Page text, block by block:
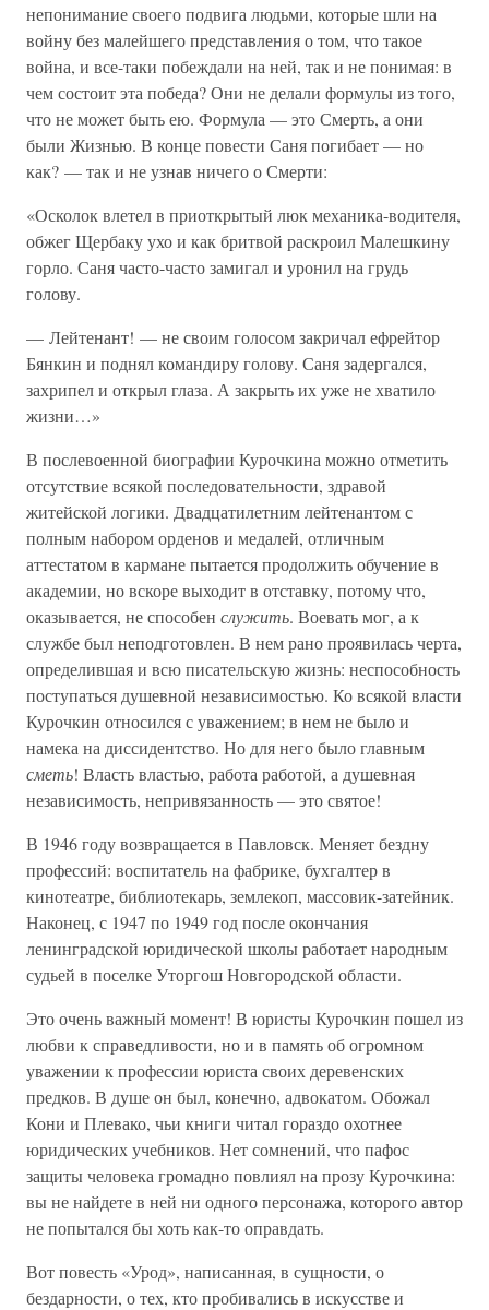
непонимание своего подвига людьми, которые шли на
войну без малейшего представления о том, что такое
война, и все-таки побеждали на ней, так и не понимая: в
чем состоит эта победа? Они не делали формулы из того,
что не может быть ею. Формула — это Смерть, а они
были Жизнью. В конце повести Саня погибает — но
как? — так и не узнав ничего о Смерти:
«Осколок влетел в приоткрытый люк механика-водителя,
обжег Щербаку ухо и как бритвой раскроил Малешкину
горло. Саня часто-часто замигал и уронил на грудь
голову.
— Лейтенант! — не своим голосом закричал ефрейтор
Бянкин и поднял командиру голову. Саня задергался,
захрипел и открыл глаза. А закрыть их уже не хватило
жизни…»
В послевоенной биографии Курочкина можно отметить
отсутствие всякой последовательности, здравой
житейской логики. Двадцатилетним лейтенантом с
полным набором орденов и медалей, отличным
аттестатом в кармане пытается продолжить обучение в
академии, но вскоре выходит в отставку, потому что,
оказывается, не способен служить. Воевать мог, а к
службе был неподготовлен. В нем рано проявилась черта,
определившая и всю писательскую жизнь: неспособность
поступаться душевной независимостью. Ко всякой власти
Курочкин относился с уважением; в нем не было и
намека на диссидентство. Но для него было главным
сметь! Власть властью, работа работой, а душевная
независимость, непривязанность — это святое!
В 1946 году возвращается в Павловск. Меняет бездну
профессий: воспитатель на фабрике, бухгалтер в
кинотеатре, библиотекарь, землекоп, массовик-затейник.
Наконец, с 1947 по 1949 год после окончания
ленинградской юридической школы работает народным
судьей в поселке Уторгош Новгородской области.
Это очень важный момент! В юристы Курочкин пошел из
любви к справедливости, но и в память об огромном
уважении к профессии юриста своих деревенских
предков. В душе он был, конечно, адвокатом. Обожал
Кони и Плевако, чьи книги читал гораздо охотнее
юридических учебников. Нет сомнений, что пафос
защиты человека громадно повлиял на прозу Курочкина:
вы не найдете в ней ни одного персонажа, которого автор
не попытался бы хоть как-то оправдать.
Вот повесть «Урод», написанная, в сущности, о
бездарности, о тех, кто пробивались в искусстве и